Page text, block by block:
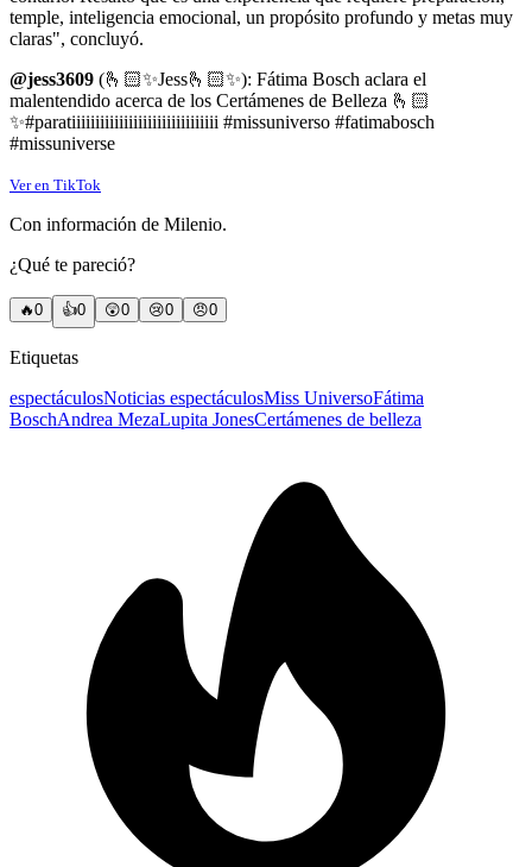
temple, inteligencia emocional, un propósito profundo y metas muy
claras", concluyó.
@jess3609 (🫰🏻✨Jess🫰🏻✨): Fátima Bosch aclara el
malentendido acerca de los Certámenes de Belleza 🫰🏻
✨#paratiiiiiiiiiiiiiiiiiiiiiiiiiiiiiii #missuniverso #fatimabosch
#missuniverse
Ver en TikTok
Con información de Milenio.
¿Qué te pareció?
🔥0 👍0 😲0 😢0 😠0
Etiquetas
espectáculosNoticias espectáculosMiss UniversoFátima
BoschAndrea MezaLupita JonesCertámenes de belleza